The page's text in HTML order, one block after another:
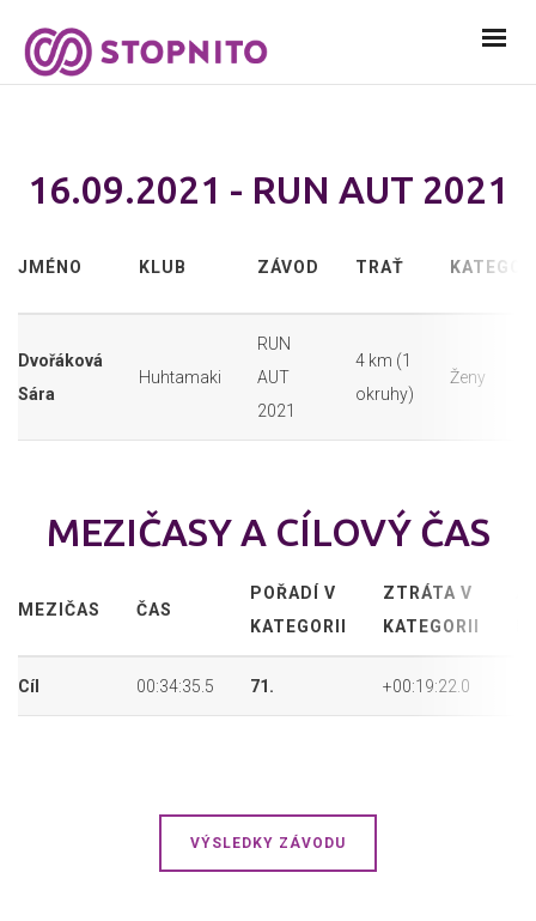
16.09.2021 - RUN AUT 2021
JMÉNO KLUB ZÁVOD TRAŤ
Dvořáková
Sára
Huhtamaki
RUN
AUT
2021
4 km (1
okruhy)
Ženy
MEZIČASY A CÍLOVÝ ČAS
MEZIČAS ČAS
POŘADÍ V
KATEGORII
ZTRÁTA V
KATEGORII
Cíl 00:34:35.5 71. +00:19:22.0
VÝSLEDKY ZÁVODU